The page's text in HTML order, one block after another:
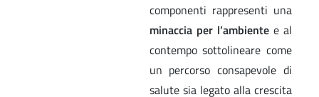
componenti rappresenti una
minaccia per l’ambientee al
contempo sottolineare come
un percorso consapevole di
salute sia legato alla crescita